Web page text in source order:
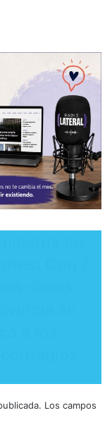
Los campos